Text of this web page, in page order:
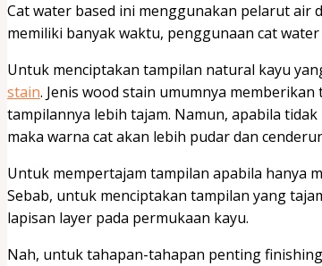
Cat water based ini menggunakan pelarut air
memiliki banyak waktu, penggunaan cat
Untuk menciptakan tampilan natural kayu
stain. Jenis wood stain umumnya
tampilannya lebih tajam. Namun, apabila
maka warna cat akan lebih pudar dan
Untuk mempertajam tampilan apabila hanya
Sebab, untuk menciptakan tampilan yang
lapisan layer pada permukaan kayu.
Nah, untuk tahapan-tahapan penting